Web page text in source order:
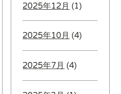
2025年12月 (1)
2025年10月 (4)
2025年7月 (4)